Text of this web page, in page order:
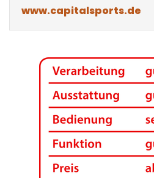
www.capitalsports.de